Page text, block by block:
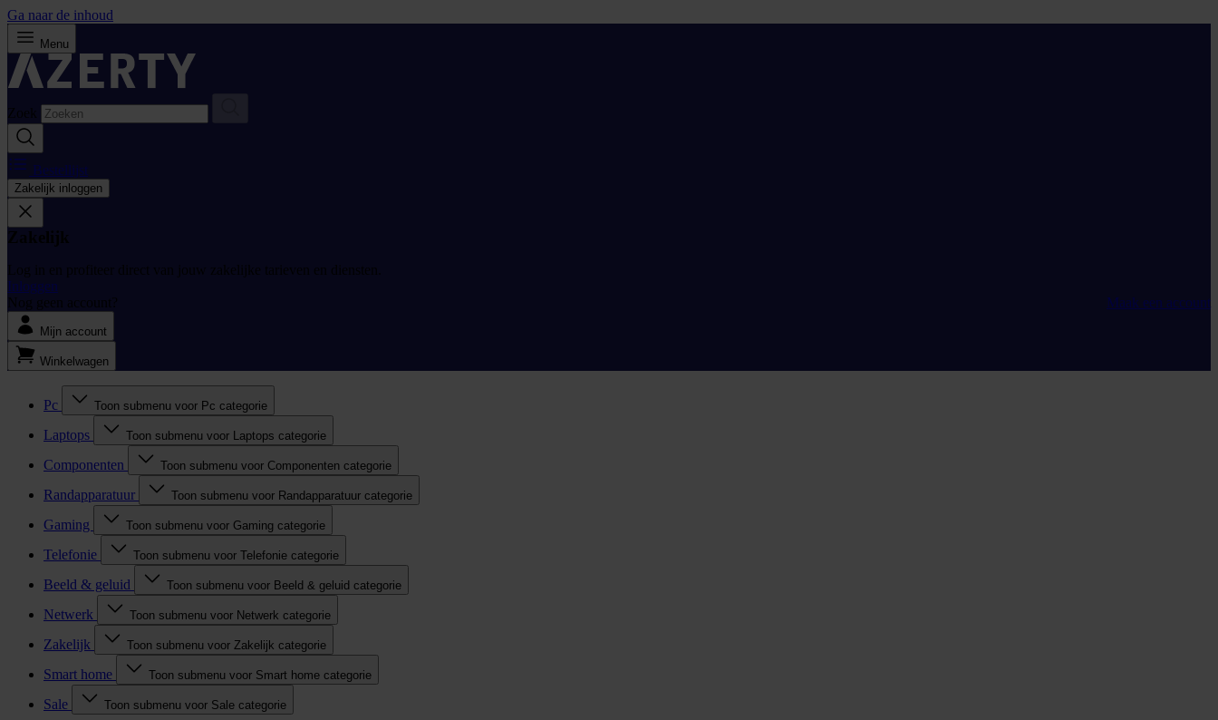
Ga naar de inhoud
Menu
Zoek
Bestellijst
Zakelijk inloggen
Zakelijk
Log in en profiteer direct van jouw zakelijke tarieven en diensten.
Inloggen
Nog geen account?
Maak een account
Mijn account
Winkelwagen
Pc Toon submenu voor Pc categorie
Laptops Toon submenu voor Laptops categorie
Componenten Toon submenu voor Componenten categorie
Randapparatuur Toon submenu voor Randapparatuur categorie
Gaming Toon submenu voor Gaming categorie
Telefonie Toon submenu voor Telefonie categorie
Beeld & geluid Toon submenu voor Beeld & geluid categorie
Netwerk Toon submenu voor Netwerk categorie
Zakelijk Toon submenu voor Zakelijk categorie
Smart home Toon submenu voor Smart home categorie
Sale Toon submenu voor Sale categorie